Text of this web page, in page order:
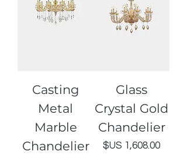
Glass
Crystal Gold
Chandelier
السعر
Casting
Metal
Marble
Chandelier